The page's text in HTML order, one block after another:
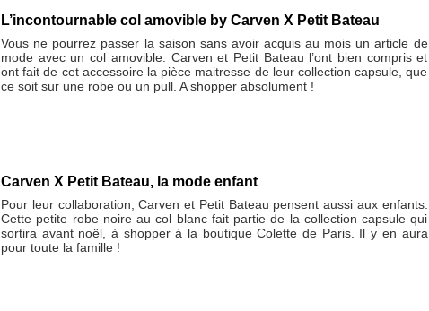
L’incontournable col amovible by Carven X Petit Bateau
Vous ne pourrez passer la saison sans avoir acquis au mois un article de
mode avec un col amovible. Carven et Petit Bateau l’ont bien compris et
ont fait de cet accessoire la pièce maitresse de leur collection capsule, que
ce soit sur une robe ou un pull. A shopper absolument !
Carven X Petit Bateau, la mode enfant
Pour leur collaboration, Carven et Petit Bateau pensent aussi aux enfants.
Cette petite robe noire au col blanc fait partie de la collection capsule qui
sortira avant noël, à shopper à la boutique Colette de Paris. Il y en aura
pour toute la famille !